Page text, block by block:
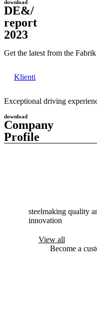
download
DE&/
report
2023
Get the latest from the
Klienti
Exceptional driving
download
Company
Profile
steelmaking quality
innovation
View all
Become a